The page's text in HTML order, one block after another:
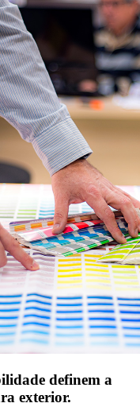
definem a
exterior.